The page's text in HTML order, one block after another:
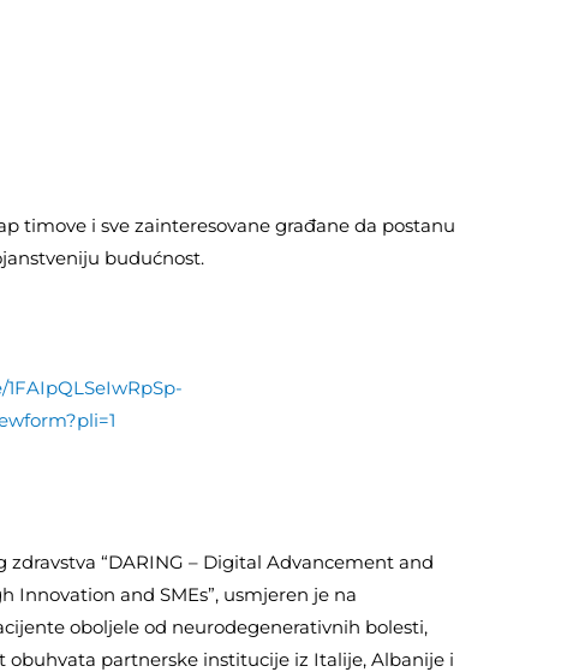
timove i sve zainteresovane građane da postanu
budućnost.
“DARING – Digital Advancement and
Innovation and SMEs”, usmjeren je na
oboljele od neurodegenerativnih bolesti,
partnerske institucije iz Italije, Albanije i